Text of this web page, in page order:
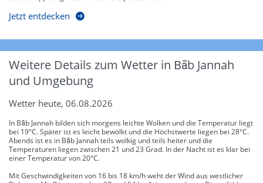
Jetzt entdecken
Weitere Details zum Wetter in Bāb Jannah
und Umgebung
Wetter heute, 06.08.2026
In Bāb Jannah bilden sich morgens leichte Wolken und die Temperatur liegt
bei 19°C. Später ist es leicht bewölkt und die Höchstwerte liegen bei 28°C.
Abends ist es in Bāb Jannah teils wolkig und teils heiter und die
Temperaturen liegen zwischen 21 und 23 Grad. In der Nacht ist es klar bei
einer Temperatur von 20°C.
Mit Geschwindigkeiten von 16 bis 18 km/h weht der Wind aus westlicher